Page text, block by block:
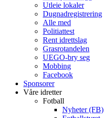
Utleie lokaler
Dugnadregistrering
Alle med
Politiattest
Rent idrettslag
Grasrotandelen
UEGO-bry seg
Mobbing
Facebook
Sponsorer
Våre idretter
Fotball
Nyheter (FB)